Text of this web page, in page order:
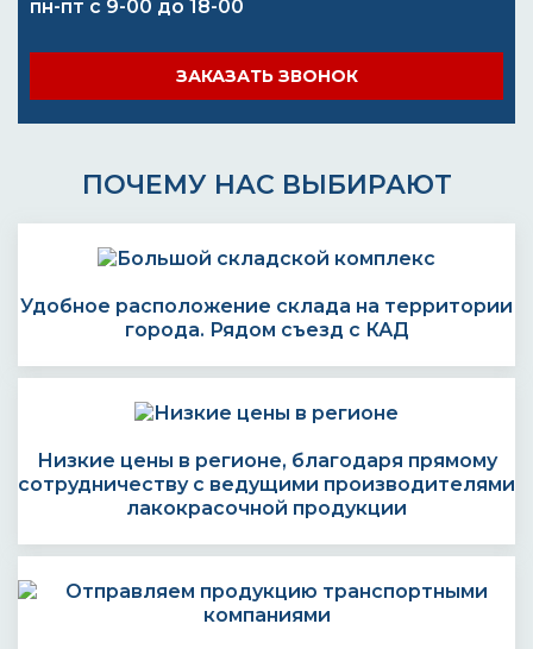
пн-пт с 9-00 до 18-00
ЗАКАЗАТЬ ЗВОНОК
ПОЧЕМУ НАС ВЫБИРАЮТ
Удобное расположение склада на территории
города. Рядом съезд с КАД
Низкие цены в регионе, благодаря прямому
сотрудничеству с ведущими производителями
лакокрасочной продукции